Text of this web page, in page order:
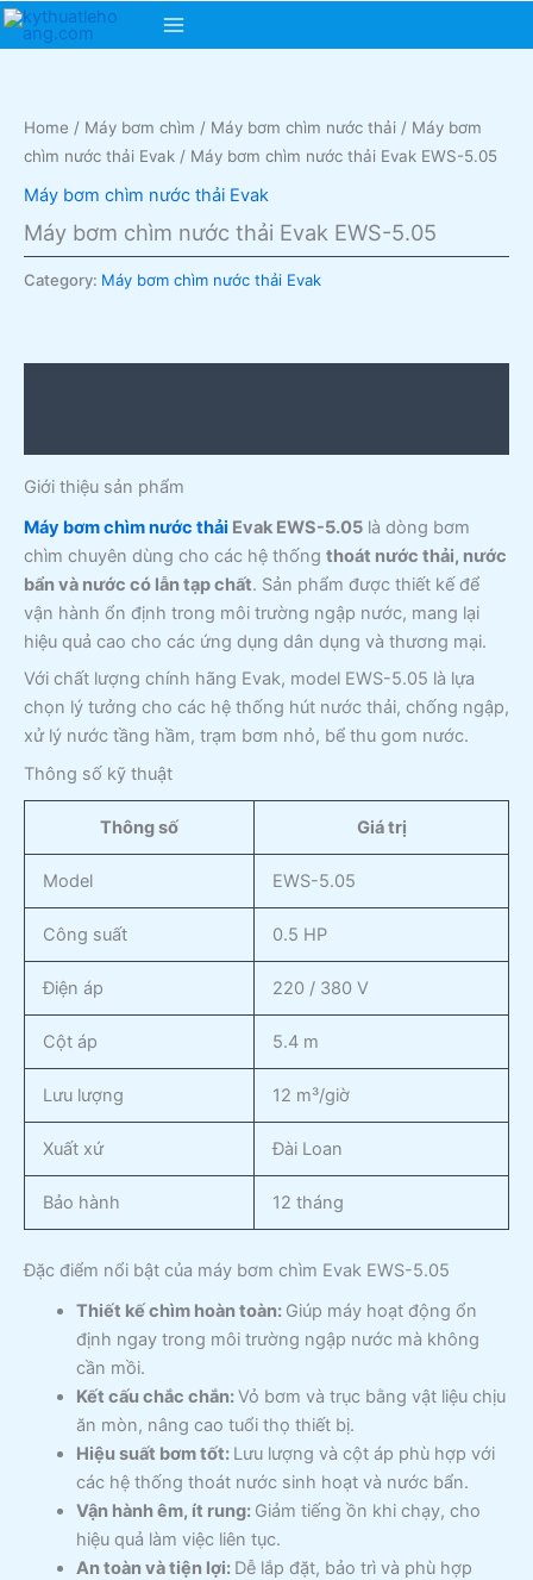
Skip
Main
Home / Máy bơm chìm / Máy bơm chìm nước thải / Máy bơm
chìm nước thải Evak / Máy bơm chìm nước thải Evak EWS-5.05
Máy bơm chìm nước thải Evak
Máy bơm chìm nước thải Evak EWS-5.05
Category: Máy bơm chìm nước thải Evak
Giới thiệu sản phẩm
Máy bơm chìm nước thải Evak EWS-5.05 là dòng bơm
chìm chuyên dùng cho các hệ thống thoát nước thải, nước
bẩn và nước có lẫn tạp chất. Sản phẩm được thiết kế để
vận hành ổn định trong môi trường ngập nước, mang lại
hiệu quả cao cho các ứng dụng dân dụng và thương mại.
Với chất lượng chính hãng Evak, model EWS-5.05 là lựa
chọn lý tưởng cho các hệ thống hút nước thải, chống ngập,
xử lý nước tầng hầm, trạm bơm nhỏ, bể thu gom nước.
Thông số kỹ thuật
Thông số Giá trị
Model EWS-5.05
Công suất 0.5 HP
Điện áp 220 / 380 V
Cột áp 5.4 m
Lưu lượng 12 m³/giờ
Xuất xứ Đài Loan
Bảo hành 12 tháng
Đặc điểm nổi bật của máy bơm chìm Evak EWS-5.05
Thiết kế chìm hoàn toàn: Giúp máy hoạt động ổn
định ngay trong môi trường ngập nước mà không
cần mồi.
Kết cấu chắc chắn:Vỏ bơm và trục bằng vật liệu chịu
ăn mòn, nâng cao tuổi thọ thiết bị.
Hiệu suất bơm tốt: Lưu lượng và cột áp phù hợp với
các hệ thống thoát nước sinh hoạt và nước bẩn.
Vận hành êm, ít rung: Giảm tiếng ồn khi chạy, cho
hiệu quả làm việc liên tục.
An toàn và tiện lợi: Dễ lắp đặt, bảo trì và phù hợp